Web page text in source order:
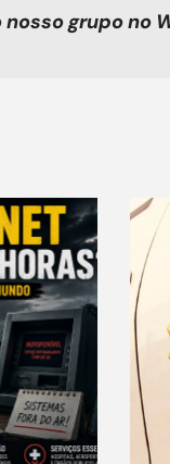
grupo no